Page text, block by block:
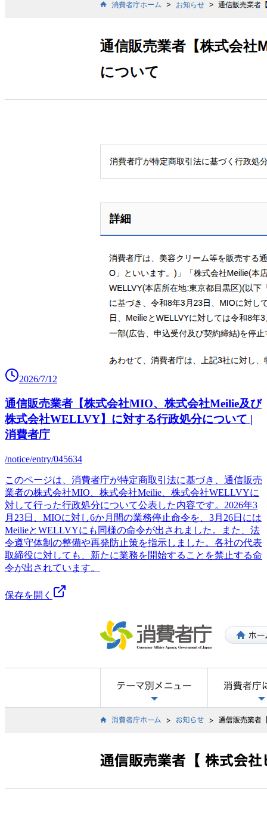
2026/7/12
通信販売業者【株式会社MIO、株式会社Meilie及び
株式会社WELLVY】に対する行政処分について |
消費者庁
/notice/entry/045634
このページは、消費者庁が特定商取引法に基づき、通信販売
業者の株式会社MIO、株式会社Meilie、株式会社WELLVYに
対して行った行政処分について公表した内容です。2026年3
月23日、MIOに対し6か月間の業務停止命令を、3月26日には
MeilieとWELLVYにも同様の命令が出されました。また、法
令遵守体制の整備や再発防止策を指示しました。各社の代表
取締役に対しても、新たに業務を開始することを禁止する命
令が出されています。
保存を開く